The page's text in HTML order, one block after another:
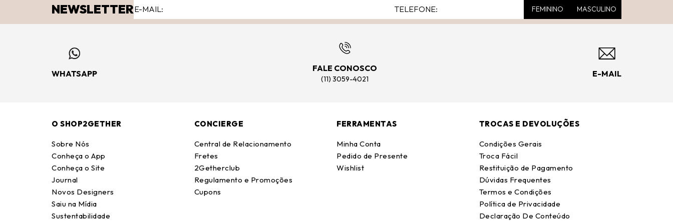
NEWSLETTER FEMININO MASCULINO
WHATSAPP
FALE CONOSCO
(11) 3059-4021
E-MAIL
O SHOP2GETHER
Sobre Nós
Conheça o App
Conheça o Site
Journal
Novos Designers
Saiu na Mídia
Sustentabilidade
CONCIERGE
Central de Relacionamento
Fretes
2Getherclub
Regulamento e Promoções
Cupons
FERRAMENTAS
Minha Conta
Pedido de Presente
Wishlist
TROCAS E DEVOLUÇÕES
Condições Gerais
Troca Fácil
Restituição de Pagamento
Dúvidas Frequentes
Termos e Condições
Política de Privacidade
Declaração De Conteúdo